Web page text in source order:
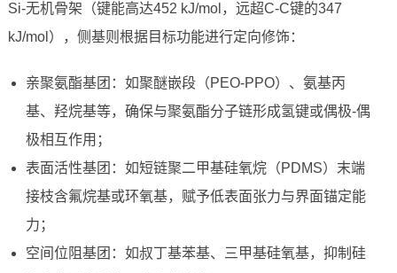
Si-无机骨架（键能高达452 kJ/mol，远超C-C键的347
kJ/mol），侧基则根据目标功能进行定向修饰：
亲聚氨酯基团：如聚醚嵌段（PEO-PPO）、氨基丙
基、羟烷基等，确保与聚氨酯分子链形成氢键或偶极-偶
极相互作用；
表面活性基团：如短链聚二甲基硅氧烷（PDMS）末端
接枝含氟烷基或环氧基，赋予低表面张力与界面锚定能
力；
空间位阻基团：如叔丁基苯基、三甲基硅氧基，抑制硅